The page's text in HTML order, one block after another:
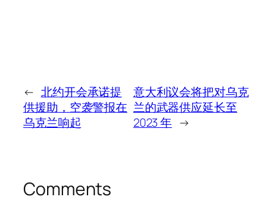
← 北约开会承诺提
供援助，空袭警报在
乌克兰响起
意大利议会将把对乌克
兰的武器供应延长至
2023 年 →
Comments